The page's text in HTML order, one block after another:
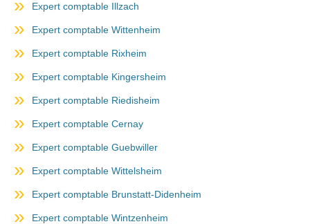
Expert comptable Illzach
Expert comptable Wittenheim
Expert comptable Rixheim
Expert comptable Kingersheim
Expert comptable Riedisheim
Expert comptable Cernay
Expert comptable Guebwiller
Expert comptable Wittelsheim
Expert comptable Brunstatt-Didenheim
Expert comptable Wintzenheim